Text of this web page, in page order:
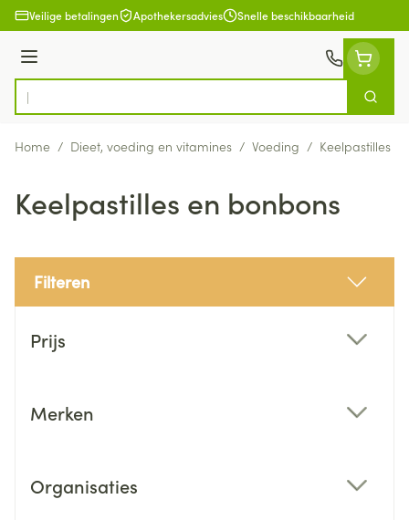
Ga naar de inhoud
Veilige betalingen Apothekersadvies Snelle beschikbaarheid
Menu
Product, merk, categorie...
Zoek
Home / Dieet, voeding en vitamines / Voeding / Keelpastilles
Keelpastilles en bonbons
Filteren
Prijs
Merken
Organisaties